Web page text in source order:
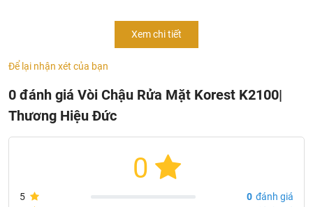
bóng.
Xem chi tiết
Để lại nhận xét của bạn
0 đánh giá Vòi Chậu Rửa Mặt Korest K2100|
Thương Hiệu Đức
0
5 0 đánh giá